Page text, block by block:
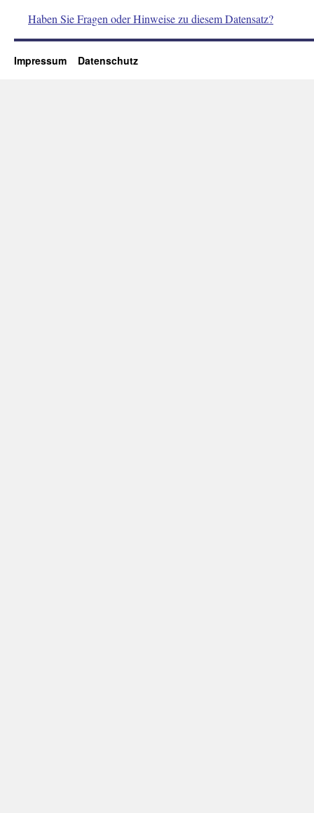
Haben Sie Fragen oder Hinweise zu diesem Datensatz?
Impressum Datenschutz